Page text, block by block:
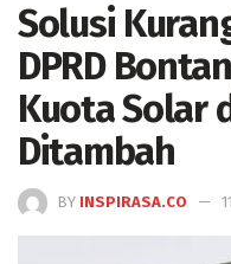
Solusi
DPRD
Kuota Solar
Ditambah
BY INSPIRASA.CO